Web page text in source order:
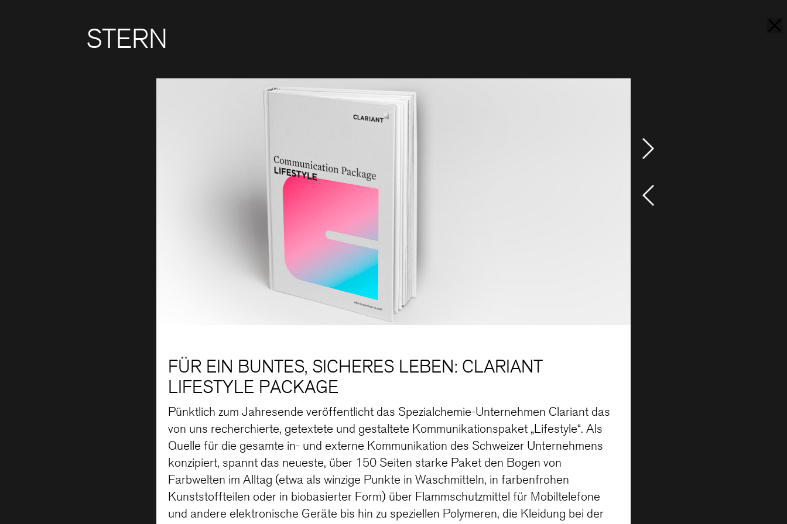
STERN
FÜR EIN BUNTES, SICHERES LEBEN: CLARIANT
LIFESTYLE PACKAGE
Pünktlich zum Jahresende veröffentlicht das Spezialchemie-Unternehmen Clariant das
von uns recherchierte, getextete und gestaltete Kommunikationspaket „Lifestyle“. Als
Quelle für die gesamte in- und externe Kommunikation des Schweizer Unternehmens
konzipiert, spannt das neueste, über 150 Seiten starke Paket den Bogen von
Farbwelten im Alltag (etwa als winzige Punkte in Waschmitteln, in farbenfrohen
Kunststoffteilen oder in biobasierter Form) über Flammschutzmittel für Mobiltelefone
und andere elektronische Geräte bis hin zu speziellen Polymeren, die Kleidung bei der